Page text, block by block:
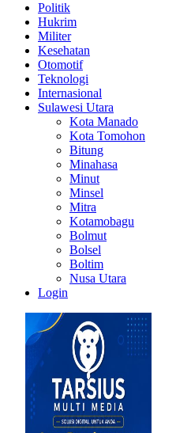
Politik
Hukrim
Militer
Kesehatan
Otomotif
Teknologi
Internasional
Sulawesi Utara
Kota Manado
Kota Tomohon
Bitung
Minahasa
Minut
Minsel
Mitra
Kotamobagu
Bolmut
Bolsel
Boltim
Nusa Utara
Login